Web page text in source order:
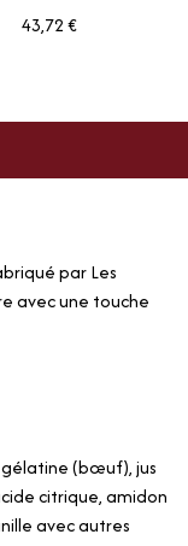
43,72 €
par Les
avec une touche
gélatine (bœuf), jus
citrique, amidon
avec autres